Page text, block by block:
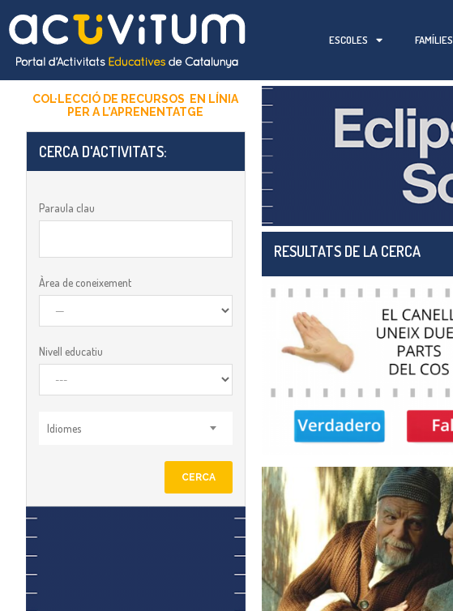
ESCOLES FAMÍLIES
COL·LECCIÓ DE RECURSOS EN LÍNIA
PER A L’APRENENTATGE
CERCA D'ACTIVITATS:​
Paraula clau
Àrea de coneixement
Nivell educatiu
Idiomes
CERCA
RESULTATS DE LA CERCA